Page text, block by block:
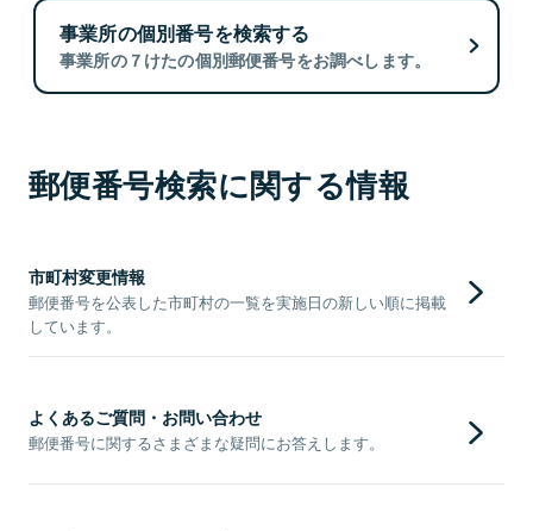
事業所の個別番号を検索する
事業所の７けたの個別郵便番号をお調べします。
郵便番号検索に関する情報
市町村変更情報
郵便番号を公表した市町村の一覧を実施日の新しい順に掲載
しています。
よくあるご質問・お問い合わせ
郵便番号に関するさまざまな疑問にお答えします。